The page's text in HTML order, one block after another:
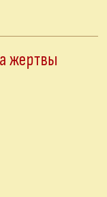
жертвы